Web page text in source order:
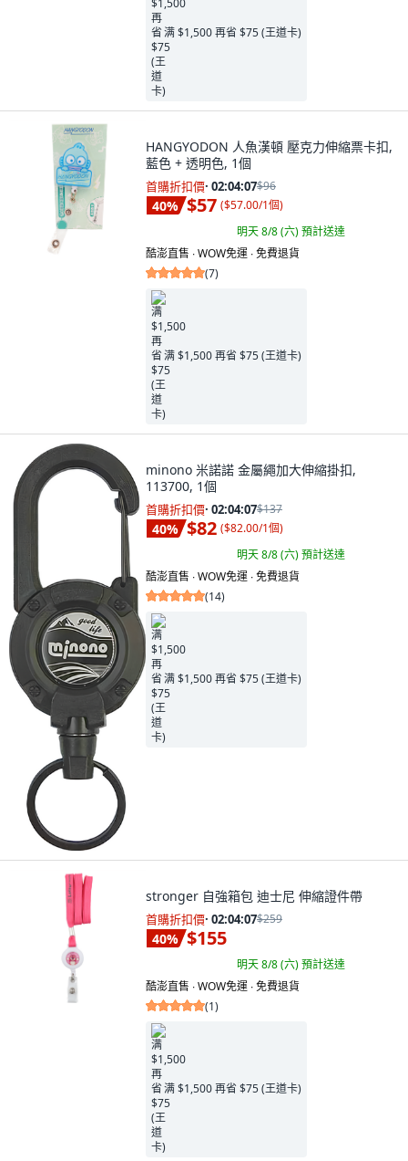
满 $1,500 再省 $75 (王道卡)
HANGYODON 人魚漢頓 壓克力伸縮票卡扣,
藍色 + 透明色, 1個
首購折扣價· 02:04:05$96
40% $57 ($57.00/1個)
明天 8/8 (六)預計送達
酷澎直售 ∙ WOW免運 ∙ 免費退貨
(7)
满 $1,500 再省 $75 (王道卡)
minono 米諾諾 金屬繩加大伸縮掛扣,
113700, 1個
首購折扣價· 02:04:05$137
40% $82 ($82.00/1個)
明天 8/8 (六)預計送達
酷澎直售 ∙ WOW免運 ∙ 免費退貨
(14)
满 $1,500 再省 $75 (王道卡)
stronger 自強箱包 迪士尼 伸縮證件帶
首購折扣價· 02:04:05$259
40% $155
明天 8/8 (六)預計送達
酷澎直售 ∙ WOW免運 ∙ 免費退貨
(1)
满 $1,500 再省 $75 (王道卡)